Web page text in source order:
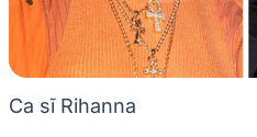
Ca sĩ Rihanna